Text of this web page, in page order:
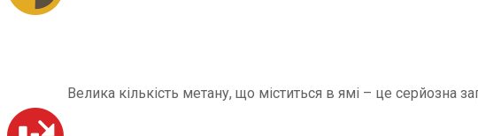
Велика кількість метану, що міститься в ямі – це серйозна